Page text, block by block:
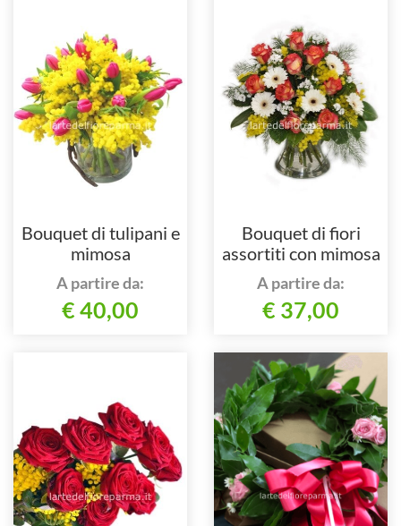
Bouquet di tulipani e
mimosa
A partire da:
€ 40,00
Bouquet di fiori
assortiti con mimosa
A partire da:
€ 37,00